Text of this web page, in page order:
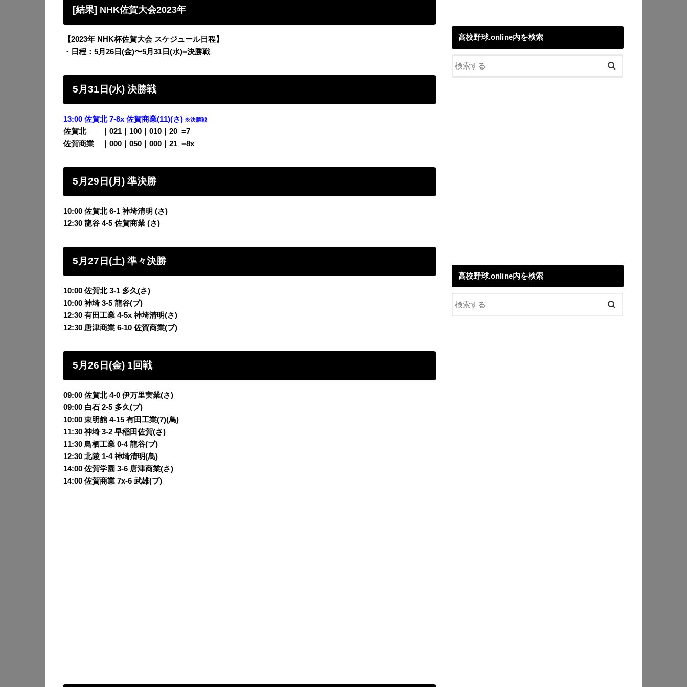
[結果] NHK佐賀大会2023年
【2023年 NHK杯佐賀大会 スケジュール日程】
・日程：5月26日(金)〜5月31日(水)=決勝戦
5月31日(水) 決勝戦
13:00 佐賀北 7-8x 佐賀商業(11)(さ) ※決勝戦
佐賀北 ｜021｜100｜010｜20 =7
佐賀商業 ｜000｜050｜000｜21 =8x
5月29日(月) 準決勝
10:00 佐賀北 6-1 神埼清明 (さ)
12:30 龍谷 4-5 佐賀商業 (さ)
5月27日(土) 準々決勝
10:00 佐賀北 3-1 多久(さ)
10:00 神埼 3-5 龍谷(ブ)
12:30 有田工業 4-5x 神埼清明(さ)
12:30 唐津商業 6-10 佐賀商業(ブ)
5月26日(金) 1回戦
09:00 佐賀北 4-0 伊万里実業(さ)
09:00 白石 2-5 多久(ブ)
10:00 東明館 4-15 有田工業(7)(鳥)
11:30 神埼 3-2 早稲田佐賀(さ)
11:30 鳥栖工業 0-4 龍谷(ブ)
12:30 北陵 1-4 神埼清明(鳥)
14:00 佐賀学園 3-6 唐津商業(さ)
14:00 佐賀商業 7x-6 武雄(ブ)
高校野球.online内を検索
高校野球.online内を検索